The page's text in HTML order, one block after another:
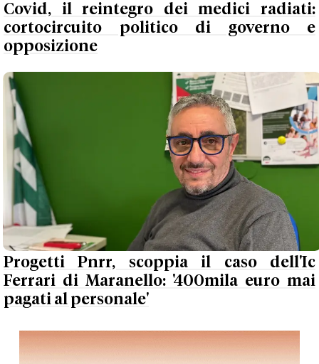
Covid, il reintegro dei medici radiati:
cortocircuito politico di governo e
opposizione
Progetti Pnrr, scoppia il caso dell'Ic
Ferrari di Maranello: '400mila euro mai
pagati al personale'